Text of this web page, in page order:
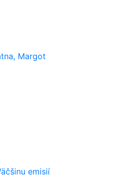
Margot
emisií